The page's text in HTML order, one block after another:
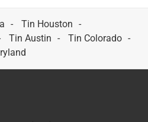
Tin Houston
Tin Austin
Tin Colorado